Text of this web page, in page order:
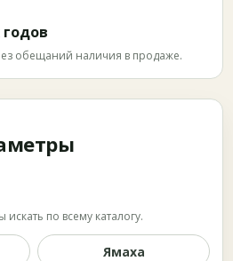
обещаний наличия в продаже.
по всему каталогу.
Ямаха